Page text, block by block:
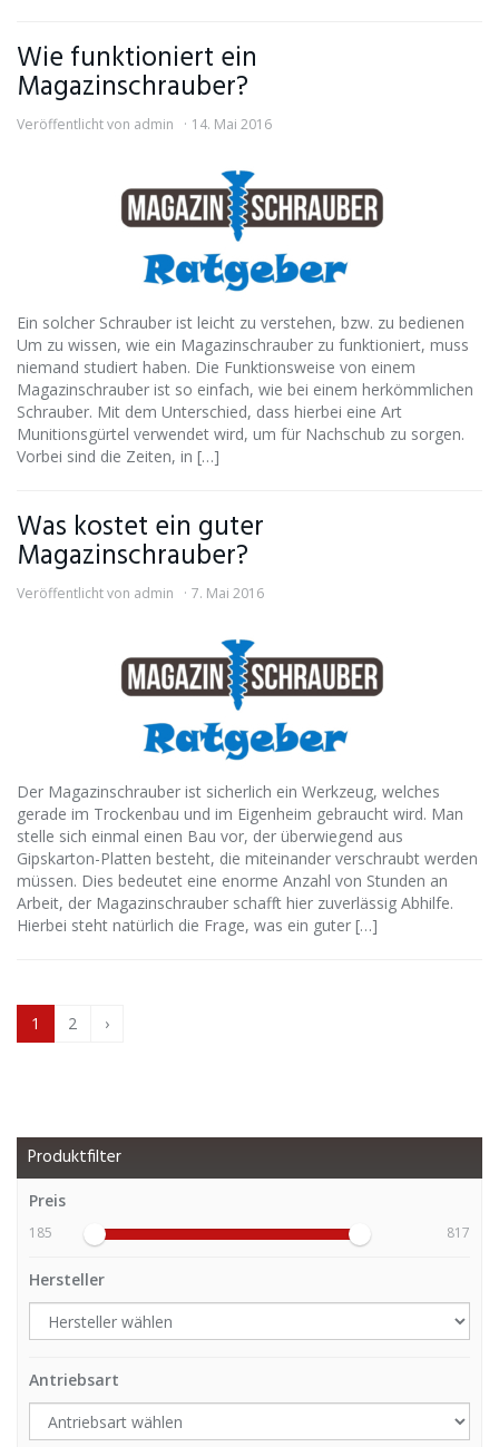
Wie funktioniert ein
Magazinschrauber?
Veröffentlicht von admin 14. Mai 2016
Ein solcher Schrauber ist leicht zu verstehen, bzw. zu bedienen
Um zu wissen, wie ein Magazinschrauber zu funktioniert, muss
niemand studiert haben. Die Funktionsweise von einem
Magazinschrauber ist so einfach, wie bei einem herkömmlichen
Schrauber. Mit dem Unterschied, dass hierbei eine Art
Munitionsgürtel verwendet wird, um für Nachschub zu sorgen.
Vorbei sind die Zeiten, in […]
Was kostet ein guter
Magazinschrauber?
Veröffentlicht von admin 7. Mai 2016
Der Magazinschrauber ist sicherlich ein Werkzeug, welches
gerade im Trockenbau und im Eigenheim gebraucht wird. Man
stelle sich einmal einen Bau vor, der überwiegend aus
Gipskarton-Platten besteht, die miteinander verschraubt werden
müssen. Dies bedeutet eine enorme Anzahl von Stunden an
Arbeit, der Magazinschrauber schafft hier zuverlässig Abhilfe.
Hierbei steht natürlich die Frage, was ein guter […]
1 2 ›
Produktfilter
Preis
185 817
Hersteller
Antriebsart